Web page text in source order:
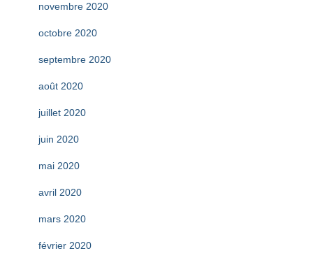
novembre 2020
octobre 2020
septembre 2020
août 2020
juillet 2020
juin 2020
mai 2020
avril 2020
mars 2020
février 2020